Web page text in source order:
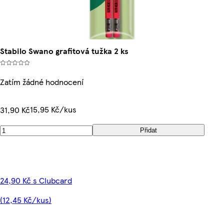
Stabilo Swano grafitová tužka 2 ks
Zatím žádné hodnocení
31,90 Kč15,95 Kč/kus
Přidat
24,90 Kč s Clubcard
(12,45 Kč/kus)